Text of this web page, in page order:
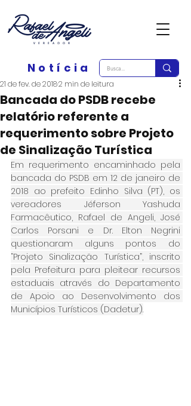
Notícia
Bancada do PSDB recebe
relatório referente a
requerimento sobre Projeto
de Sinalização Turística
21 de fev. de 20182 min de leitura
Em requerimento encaminhado pela
bancada do PSDB em 12 de janeiro de
2018 ao prefeito Edinho Silva (PT), os
vereadores Jéferson Yashuda
Farmacêutico, Rafael de Angeli, José
Carlos Porsani e Dr. Elton Negrini
questionaram alguns pontos do
“Projeto Sinalização Turística”, inscrito
pela Prefeitura para pleitear recursos
estaduais através do Departamento
de Apoio ao Desenvolvimento dos
Municípios Turísticos (Dadetur).